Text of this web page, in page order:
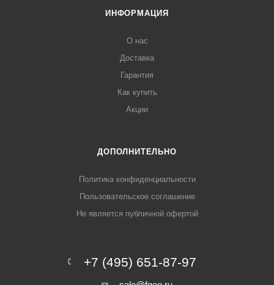
ИНФОРМАЦИЯ
О нас
Доставка
Гарантия
Как купить
Акции
ДОПОЛНИТЕЛЬНО
Политика конфиденциальности
Пользовательское соглашение
Не является публичной офертой
+7 (495) 651-87-97